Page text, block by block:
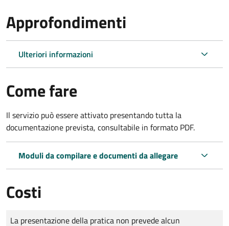
Approfondimenti
Ulteriori informazioni
Come fare
Il servizio può essere attivato presentando tutta la
documentazione prevista, consultabile in formato PDF.
Moduli da compilare e documenti da allegare
Costi
Tipo di pagamento
Importo
La presentazione della pratica non prevede alcun